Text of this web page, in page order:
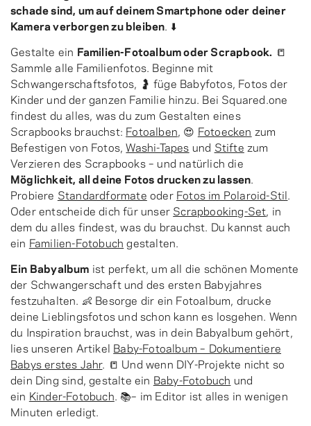
schade sind, um auf deinem Smartphone oder deiner
Kamera verborgen zu bleiben. ⬇️
Gestalte ein Familien-Fotoalbum oder Scrapbook. 📒
Sammle alle Familienfotos. Beginne mit
Schwangerschaftsfotos, 🤰 füge Babyfotos, Fotos der
Kinder und der ganzen Familie hinzu. Bei Squared.one
findest du alles, was du zum Gestalten eines
Scrapbooks brauchst: Fotoalben, 😍 Fotoecken zum
Befestigen von Fotos,Washi-Tapes und Stifte zum
Verzieren des Scrapbooks – und natürlich die
Möglichkeit, all deine Fotos drucken zu lassen.
Probiere Standardformate oder Fotos im Polaroid-Stil.
Oder entscheide dich für unser Scrapbooking-Set, in
dem du alles findest, was du brauchst. Du kannst auch
ein Familien-Fotobuch gestalten.
Ein Babyalbum ist perfekt, um all die schönen Momente
der Schwangerschaft und des ersten Babyjahres
festzuhalten. 👶 Besorge dir ein Fotoalbum, drucke
deine Lieblingsfotos und schon kann es losgehen. Wenn
du Inspiration brauchst, was in dein Babyalbum gehört,
lies unseren Artikel Baby-Fotoalbum – Dokumentiere
Babys erstes Jahr. 📒 Und wenn DIY-Projekte nicht so
dein Ding sind, gestalte ein Baby-Fotobuch und
ein Kinder-Fotobuch. 📚– im Editor ist alles in wenigen
Minuten erledigt.